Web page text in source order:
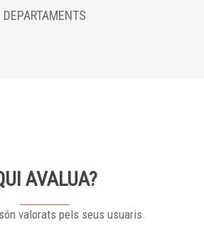
DEPARTAMENTS
AVALUA?
valorats pels seus usuaris.